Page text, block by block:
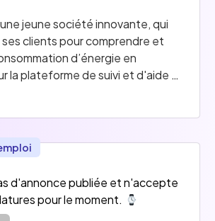
jeune société innovante, qui
clients pour comprendre et
d’énergie en
la plateforme de suivi et d'aide à
développe.
des valeurs d'ouverture et de
sommes également attachés à la
et offrons des possiblités
en dehors du cadre purement
d'annonce publiée et n'accepte
pour le moment.